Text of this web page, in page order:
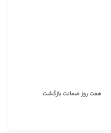
هفت روز ضمانت بازگشت